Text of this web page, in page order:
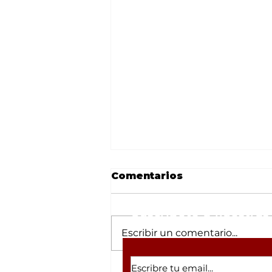
SMN alerta por
Comentarios
Escribir un comentario...
Suscríbete a